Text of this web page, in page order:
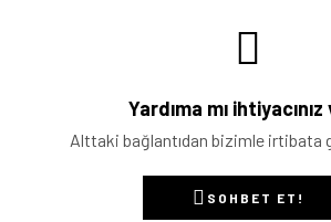
Yardıma mı
Alttaki bağlantıdan bizimle irtibata
SOHBET ET!